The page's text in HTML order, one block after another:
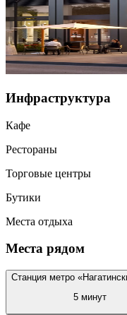
Инфраструктура
Кафе
Рестораны
Торговые центры
Бутики
Места отдыха
Места рядом
Станция метро
5 минут